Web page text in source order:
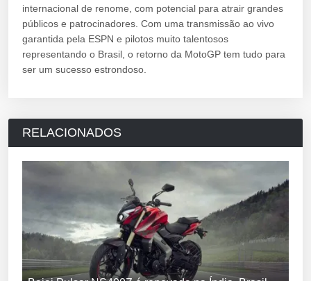
internacional de renome, com potencial para atrair grandes
públicos e patrocinadores. Com uma transmissão ao vivo
garantida pela ESPN e pilotos muito talentosos
representando o Brasil, o retorno da MotoGP tem tudo para
ser um sucesso estrondoso.
RELACIONADOS